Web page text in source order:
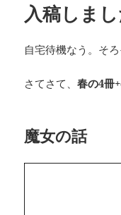
入稿しまし
自宅待機なう。そ
さてさて、春の4冊
魔女の話